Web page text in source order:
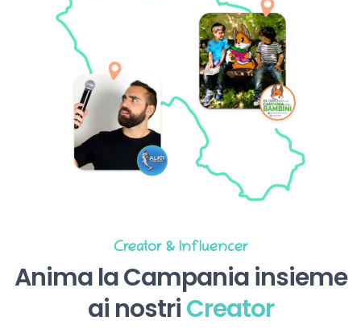
Creator & Influencer
Anima la Campania insieme
ai nostriCreator